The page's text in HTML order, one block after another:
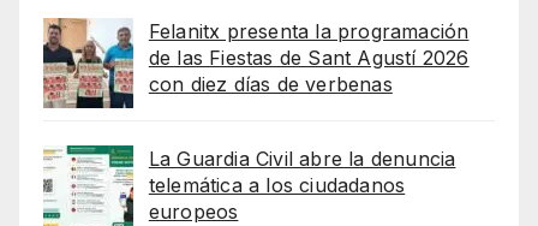
Felanitx presenta la programación
de las Fiestas de Sant Agustí 2026
con diez días de verbenas
La Guardia Civil abre la denuncia
telemática a los ciudadanos
europeos